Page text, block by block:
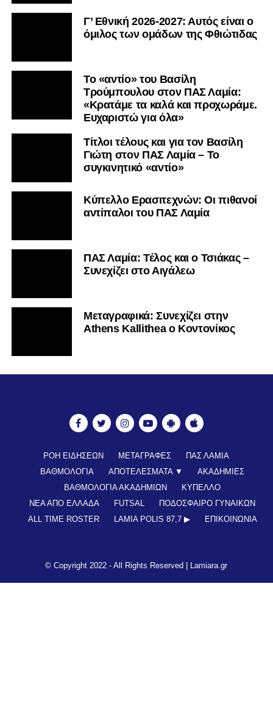
Γ’ Εθνική 2026-2027: Αυτός είναι ο
όμιλος των ομάδων της Φθιώτιδας
Το «αντίο» του Βασίλη
Τρούμπουλου στον ΠΑΣ Λαμία:
«Κρατάμε τα καλά και προχωράμε.
Ευχαριστώ για όλα»
Τίτλοι τέλους και για τον Βασίλη
Γιώτη στον ΠΑΣ Λαμία – Το
συγκινητικό «αντίο»
Κύπελλο Ερασιτεχνών: Οι πιθανοί
αντίπαλοι του ΠΑΣ Λαμία
ΠΑΣ Λαμία: Τέλος και ο Τσιάκας –
Συνεχίζει στο Αιγάλεω
Mεταγραφικά: Συνεχίζει στην
Athens Kallithea ο Κοντονίκος
ΡΟΗ ΕΙΔΗΣΕΩΝ ΜΕΤΑΓΡΑΦΕΣ
ΠΑΣ ΛΑΜΙΑ
ΒΑΘΜΟΛΟΓΙΑ
ΑΠΟΤΕΛΕΣΜΑΤΑ ▼
ΑΚΑΔΗΜΙΕΣ
ΒΑΘΜΟΛΟΓΙΑ ΑΚΑΔΗΜΙΩΝ
ΚΥΠΕΛΛΟ
ΝΕΑ ΑΠΟ ΕΛΛΑΔΑ
FUTSAL
ΠΟΔΟΣΦΑΙΡΟ ΓΥΝΑΙΚΩΝ
ALL TIME ROSTER
LAMIA POLIS 87,7 ▶︎ ΕΠΙΚΟΙΝΩΝΊΑ
© Copyright 2022 - All Rights Reserved | Lamiara.gr